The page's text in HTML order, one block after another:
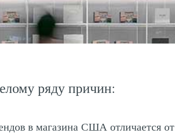
ряду причин:
в магазина США отличается от